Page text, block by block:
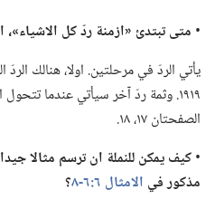
‏• متى تبتدئ «ازمنة ردّ كل الاشياء»،‏
يأتي الردّ في مرحلتين.‏ اولا،‏ هنالك
الصفحتان ١٧،‏ ١٨.‏
‏•كيف يمكن للنملة ان ترسم مثالا
مذكورفي الامثال ٦:‏٦-‏٨
‏؟‏